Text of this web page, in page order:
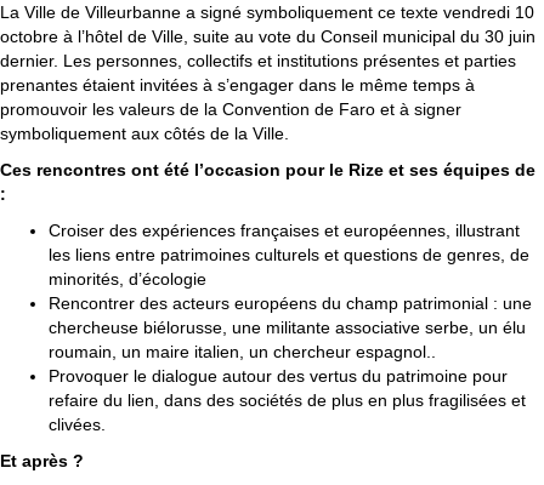
La Ville de Villeurbanne a signé symboliquement ce texte vendredi 10
octobre à l’hôtel de Ville, suite au vote du Conseil municipal du 30 juin
dernier. Les personnes, collectifs et institutions présentes et parties
prenantes étaient invitées à s’engager dans le même temps à
promouvoir les valeurs de la Convention de Faro et à signer
symboliquement aux côtés de la Ville.
Ces rencontres ont été l’occasion pour le Rize et ses équipes de
:
Croiser des expériences françaises et européennes, illustrant
les liens entre patrimoines culturels et questions de genres, de
minorités, d’écologie
Rencontrer des acteurs européens du champ patrimonial : une
chercheuse biélorusse, une militante associative serbe, un élu
roumain, un maire italien, un chercheur espagnol..
Provoquer le dialogue autour des vertus du patrimoine pour
refaire du lien, dans des sociétés de plus en plus fragilisées et
clivées.
Et après ?